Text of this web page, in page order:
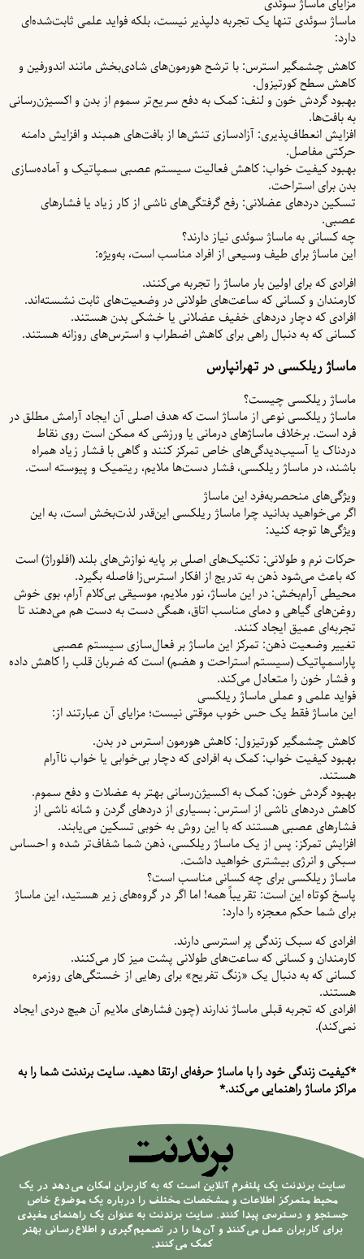
ماساژ سوئدی تنها یک تجربه دلپذیر نیست، بلکه فواید علمی ثابت‌شده‌ای
دارد:
کاهش چشمگیر استرس: با ترشح هورمون‌های شادی‌بخش مانند اندورفین و
کاهش سطح کورتیزول.
بهبود گردش خون و لنف: کمک به دفع سریع‌تر سموم از بدن و اکسیژن‌رسانی
به بافت‌ها.
افزایش انعطاف‌پذیری: آزادسازی تنش‌ها از بافت‌های همبند و افزایش دامنه
حرکتی مفاصل.
بهبود کیفیت خواب: کاهش فعالیت سیستم عصبی سمپاتیک و آماده‌سازی
بدن برای استراحت.
تسکین دردهای عضلانی: رفع گرفتگی‌های ناشی از کار زیاد یا فشارهای
عصبی.
چه کسانی به ماساژ سوئدی نیاز دارند؟
این ماساژ برای طیف وسیعی از افراد مناسب است، به‌ویژه:
افرادی که برای اولین بار ماساژ را تجربه می‌کنند.
کارمندان و کسانی که ساعت‌های طولانی در وضعیت‌های ثابت نشسته‌اند.
افرادی که دچار دردهای خفیف عضلانی یا خشکی بدن هستند.
کسانی که به دنبال راهی برای کاهش اضطراب و استرس‌های روزانه هستند.
ماساژ ریلکسی در تهرانپارس
ماساژ ریلکسی چیست؟
ماساژ ریلکسی نوعی از ماساژ است که هدف اصلی آن ایجاد آرامش مطلق در
فرد است. برخلاف ماساژهای درمانی یا ورزشی که ممکن است روی نقاط
دردناک یا آسیب‌دیدگی‌های خاص تمرکز کنند و گاهی با فشار زیاد همراه
باشند، در ماساژ ریلکسی، فشار دست‌ها ملایم، ریتمیک و پیوسته است.
ویژگی‌های منحصربه‌فرد این ماساژ
اگر می‌خواهید بدانید چرا ماساژ ریلکسی این‌قدر لذت‌بخش است، به این
ویژگی‌ها توجه کنید:
حرکات نرم و طولانی: تکنیک‌های اصلی بر پایه نوازش‌های بلند (افلوراژ) است
که باعث می‌شود ذهن به تدریج از افکار استرس‌زا فاصله بگیرد.
محیطی آرام‌بخش: در این ماساژ، نور ملایم، موسیقی بی‌کلام آرام، بوی خوش
روغن‌های گیاهی و دمای مناسب اتاق، همگی دست به دست هم می‌دهند تا
تجربه‌ای عمیق ایجاد کنند.
تغییر وضعیت ذهن: تمرکز این ماساژ بر فعال‌سازی سیستم عصبی
پاراسمپاتیک (سیستم استراحت و هضم) است که ضربان قلب را کاهش داده
و فشار خون را متعادل می‌کند.
فواید علمی و عملی ماساژ ریلکسی
این ماساژ فقط یک حس خوب موقتی نیست؛ مزایای آن عبارتند از:
کاهش چشمگیر کورتیزول: کاهش هورمون استرس در بدن.
بهبود کیفیت خواب: کمک به افرادی که دچار بی‌خوابی یا خواب ناآرام
هستند.
بهبود گردش خون: کمک به اکسیژن‌رسانی بهتر به عضلات و دفع سموم.
کاهش دردهای ناشی از استرس: بسیاری از دردهای گردن و شانه ناشی از
فشارهای عصبی هستند که با این روش به خوبی تسکین می‌یابند.
افزایش تمرکز: پس از یک ماساژ ریلکسی، ذهن شما شفاف‌تر شده و احساس
سبکی و انرژی بیشتری خواهید داشت.
ماساژ ریلکسی برای چه کسانی مناسب است؟
پاسخ کوتاه این است: تقریباً همه! اما اگر در گروه‌های زیر هستید، این ماساژ
برای شما حکم معجزه را دارد:
افرادی که سبک زندگی پر استرسی دارند.
کارمندان و کسانی که ساعت‌های طولانی پشت میز کار می‌کنند.
کسانی که به دنبال یک «زنگ تفریح» برای رهایی از خستگی‌های روزمره
هستند.
افرادی که تجربه قبلی ماساژ ندارند (چون فشارهای ملایم آن هیچ دردی ایجاد
نمی‌کند).
*کیفیت زندگی خود را با ماساژ حرفه‌ای ارتقا دهید. سایت برندنت شما را به
مراکز ماساژ راهنمایی می‌کند.*
سایت برندنت یک پلتفرم آنلاین است که به کاربران امکان می‌دهد در یک
محیط متمرکز اطلاعات و مشخصات مختلف را درباره یک موضوع خاص
جستجو و دسترسی پیدا کنند. سایت برندنت به عنوان یک راهنمای مفیدی
برای کاربران عمل می‌کنند و آن‌ها را در تصمیم‌گیری و اطلاع‌رسانی بهتر
کمک می‌کنند.